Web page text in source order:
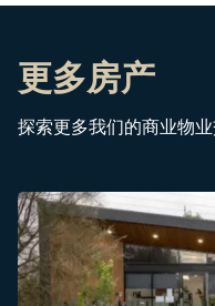
更多房产
探索更多我们的商业物业